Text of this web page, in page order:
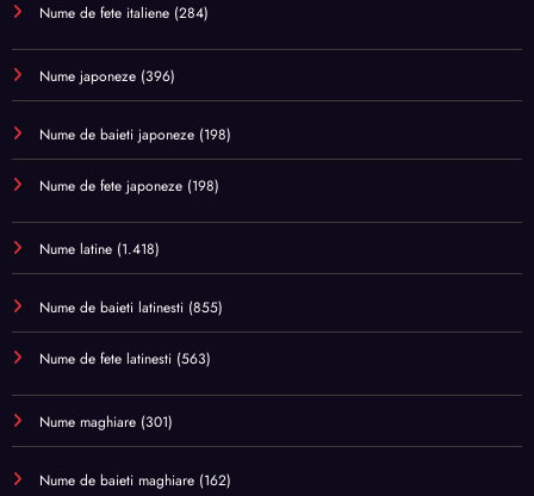
Nume de fete italiene (284)
Nume japoneze (396)
Nume de baieti japoneze (198)
Nume de fete japoneze (198)
Nume latine (1.418)
Nume de baieti latinesti (855)
Nume de fete latinesti (563)
Nume maghiare (301)
Nume de baieti maghiare (162)